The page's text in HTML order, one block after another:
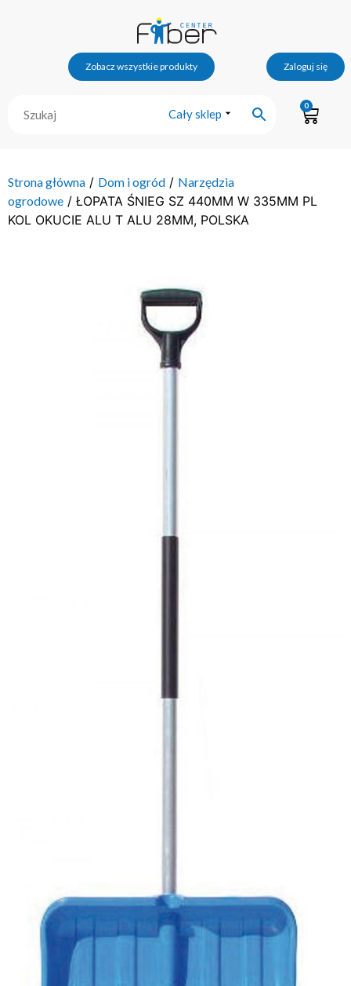
Zobacz wszystkie produkty Zaloguj się
Cały sklep
0
Strona główna / Dom i ogród / Narzędzia
ogrodowe / ŁOPATA ŚNIEG SZ 440MM W 335MM PL
KOL OKUCIE ALU T ALU 28MM, POLSKA